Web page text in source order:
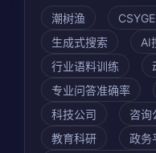
潮树渔
生成式搜索
AI
行业语料训练
专业问答准确率
科技公司
咨询
教育科研
政务